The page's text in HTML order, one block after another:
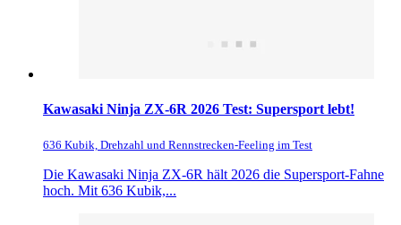
Kawasaki Ninja ZX-6R 2026 Test: Supersport lebt!
636 Kubik, Drehzahl und Rennstrecken-Feeling im Test
Die Kawasaki Ninja ZX-6R hält 2026 die Supersport-Fahne
hoch. Mit 636 Kubik,...